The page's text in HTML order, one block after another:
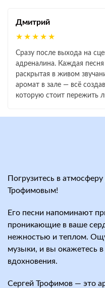
Дмитрий
★★★★★
Сразу после выхода на
адреналина. Каждая
раскрытая в живом
аромат в зале — всё
которую стоит пережить
Погрузитесь в
Трофимовым!
Его песни напоминают
проникающие в ваше
нежностью и теплом.
музыки, и вы окажетесь
вдохновения.
Сергей Трофимов — это